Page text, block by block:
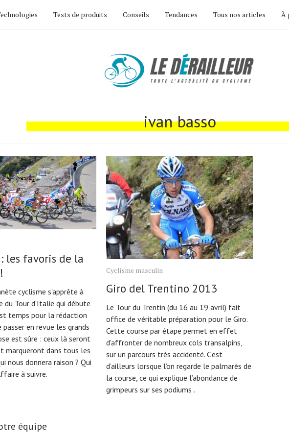
Tests de produits Conseils Tendances Tous nos articles À
ivan basso
les favoris de la
cyclisme s'apprête à
du Tour d'Italie qui débute
temps pour la rédaction
en revue les grands
est sûre : ceux là seront
marqueront dans tous les
nous donnera raison ? Qui
à suivre.
Cyclisme masculin
Giro del Trentino 2013
Le Tour du Trentin (du 16 au 19 avril) fait
office de véritable préparation pour le Giro.
Cette course par étape permet en effet
d’affronter de nombreux cols transalpins,
sur un parcours très accidenté. C’est
d’ailleurs lorsque l’on regarde le palmarès de
la course, ce qui explique l’abondance de
grimpeurs sur ses podiums .
équipe